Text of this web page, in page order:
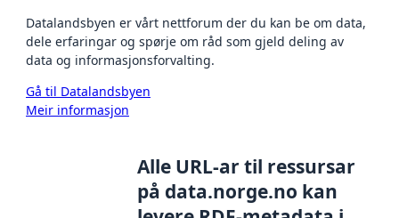
Datalandsbyen er vårt nettforum der du kan be om data,
dele erfaringar og spørje om råd som gjeld deling av
data og informasjonsforvalting.
Gå til Datalandsbyen
Meir informasjon
Alle URL-ar til ressursar
på data.norge.no kan